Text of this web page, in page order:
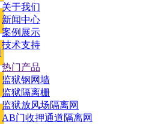
关于我们
新闻中心
案例展示
技术支持
热门产品
监狱钢网墙
监狱隔离栅
监狱放风场隔离网
AB门收押通道隔离网